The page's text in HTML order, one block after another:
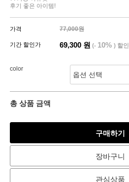
후기 좋은 아이템!
가격 77,000원
기간 할인가 69,300 원 (- 10% ) 할인
color
총 상품 금액
구매하기
장바구니
관심상품